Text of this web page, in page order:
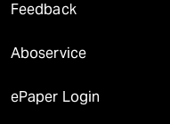
Feedback
Aboservice
ePaper Login